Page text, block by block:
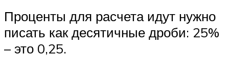
Проценты для расчета идут нужно
писать как десятичные дроби: 25%
– это 0,25.